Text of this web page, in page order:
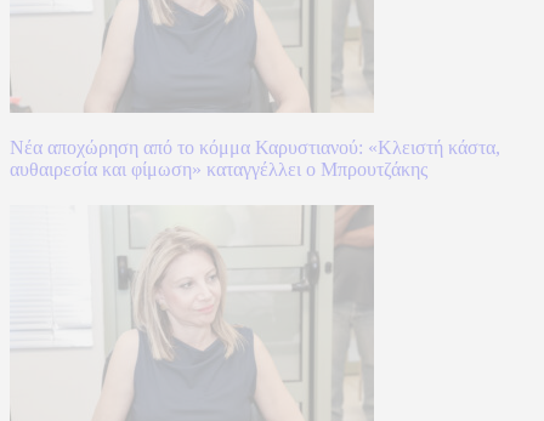
Νέα αποχώρηση από το κόμμα Καρυστιανού: «Κλειστή κάστα,
αυθαιρεσία και φίμωση» καταγγέλλει ο Μπρουτζάκης